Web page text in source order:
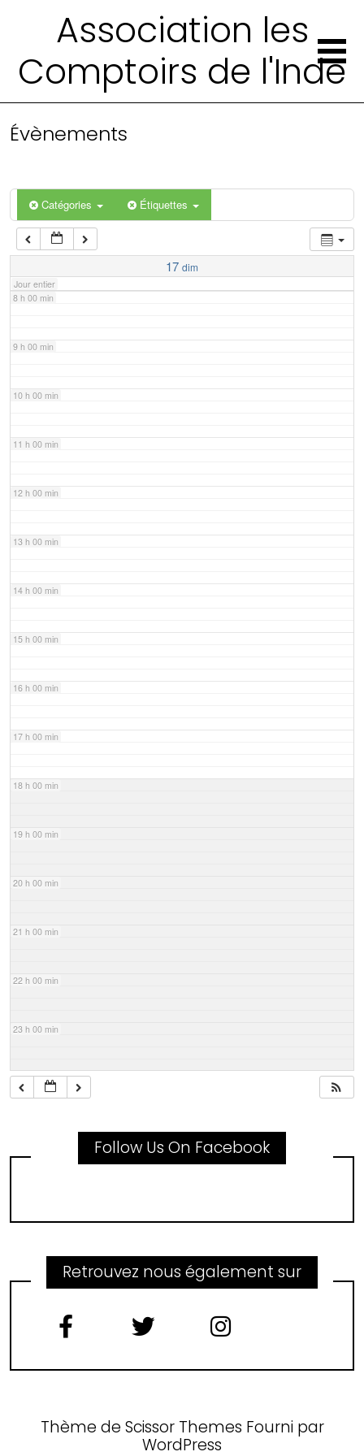
Association les
Comptoirs de l'Inde
Évènements
Catégories Étiquettes
17 dim
Jour entier
4 h 00 min
6 h 00 min
7 h 00 min
8 h 00 min
9 h 00 min
10 h 00 min
11 h 00 min
12 h 00 min
13 h 00 min
14 h 00 min
15 h 00 min
16 h 00 min
17 h 00 min
18 h 00 min
19 h 00 min
20 h 00 min
21 h 00 min
22 h 00 min
23 h 00 min
Follow Us On Facebook
Retrouvez nous également sur
Thème de Scissor Themes Fourni par
WordPress